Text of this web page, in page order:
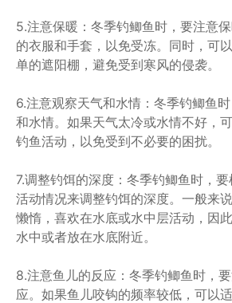
5.注意保暖：冬季钓鲫鱼时，要注意
的衣服和手套，以免受冻。同时，可
单的遮阳棚，避免受到寒风的侵袭。
6.注意观察天气和水情：冬季钓鲫鱼
和水情。如果天气太冷或水情不好，
钓鱼活动，以免受到不必要的困扰。
7.调整钓饵的深度：冬季钓鲫鱼时，
活动情况来调整钓饵的深度。一般来
懒惰，喜欢在水底或水中层活动，因
水中或者放在水底附近。
8.注意鱼儿的反应：冬季钓鲫鱼时，
应。如果鱼儿咬钩的频率较低，可以